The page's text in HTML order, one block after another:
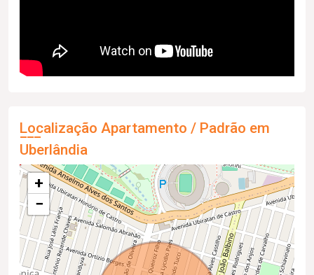
Localização Apartamento / Padrão em
Uberlândia
+
−